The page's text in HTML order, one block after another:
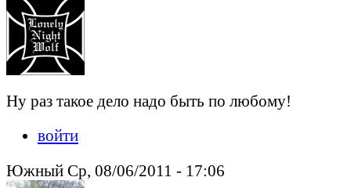
Ну раз такое дело надо быть по любому!
войти
Южный Ср, 08/06/2011 - 17:06